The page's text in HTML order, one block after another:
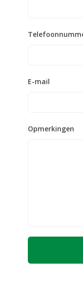
E-mail
Opmerkingen